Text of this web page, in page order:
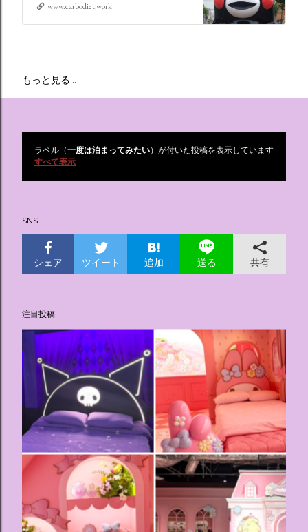
www.carbodiet.work
もっと見る…
投
ラベル（一度は泊まってみたい）が付いた投稿を表示しています
すべて表示
SNS
シェア ツイート 追加 送る 共有
注目投稿